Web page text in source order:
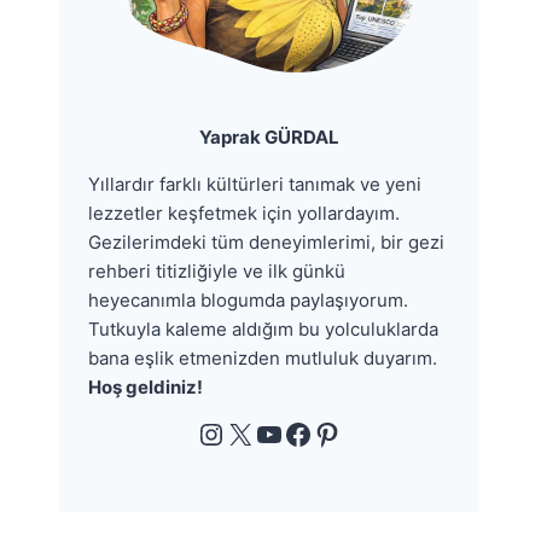
Yaprak GÜRDAL
Yıllardır farklı kültürleri tanımak ve yeni
lezzetler keşfetmek için yollardayım.
Gezilerimdeki tüm deneyimlerimi, bir gezi
rehberi titizliğiyle ve ilk günkü
heyecanımla blogumda paylaşıyorum.
Tutkuyla kaleme aldığım bu yolculuklarda
bana eşlik etmenizden mutluluk duyarım.
Hoş geldiniz!
Instagram
X YouTube
Facebook
Pinterest